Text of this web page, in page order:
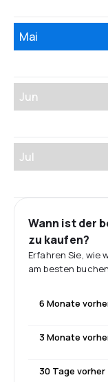
Mai
Jun
Jul
Wann ist der
zu kaufen?
Erfahren Sie, wie
am besten
6 Monate
3 Monate
30 Tage vorher